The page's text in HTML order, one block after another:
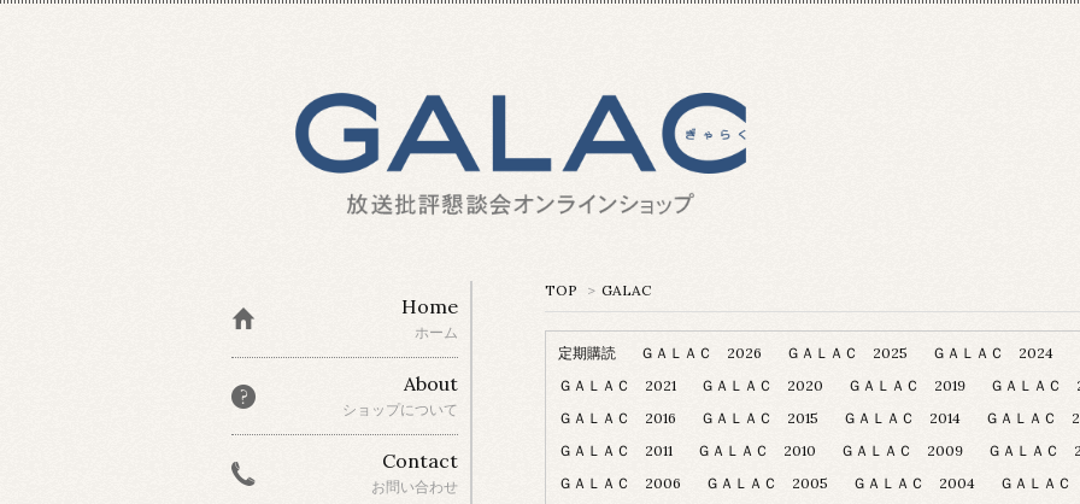
TOP > GALAC
定期購読 ＧＡＬＡＣ 2026 ＧＡＬＡＣ 2025 ＧＡＬＡＣ 2024
ＧＡＬＡＣ 2021
ＧＡＬＡＣ 2020 ＧＡＬＡＣ 2019
ＧＡＬＡＣ
ＧＡＬＡＣ 2016
ＧＡＬＡＣ 2015 ＧＡＬＡＣ 2014
ＧＡＬＡＣ
ＧＡＬＡＣ 2011
ＧＡＬＡＣ 2010 ＧＡＬＡＣ 2009
ＧＡＬＡＣ
ＧＡＬＡＣ 2006
ＧＡＬＡＣ 2005 ＧＡＬＡＣ 2004
ＧＡＬＡ
Home
ホーム
About
ショップについて
Contact
お問い合わせ